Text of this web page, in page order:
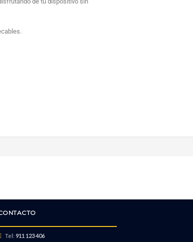
Tel: 911 123 406